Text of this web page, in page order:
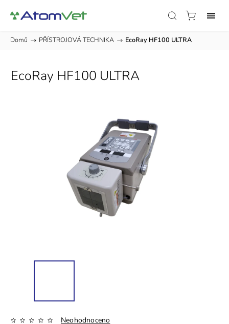
Domů / PŘÍSTROJOVÁ TECHNIKA / EcoRay HF100 ULTRA
EcoRay HF100 ULTRA
Neohodnoceno